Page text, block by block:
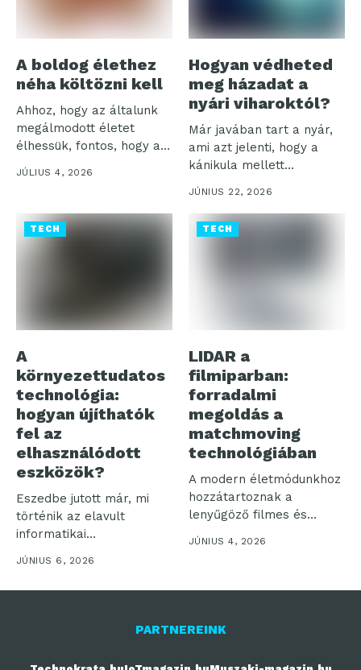
A boldog élethez
néha költözni kell
Ahhoz, hogy az általunk
megálmodott életet
élhessük, fontos, hogy a
mindennapjainkat a...
JÚLIUS 4, 2026
Hogyan védheted
meg házadat a
nyári viharoktól?
Már javában tart a nyár,
ami azt jelenti, hogy a
kánikula mellett...
JÚNIUS 22, 2026
TECH
A
környezettudatos
technológia:
hogyan újíthatók
fel az
elhasználódott
eszközök?
Eszedbe jutott már, mi
történik az elavult
informatikai
eszközeiddel? Az inkluzív
JÚNIUS 6, 2026
TECH
LIDAR a
filmiparban:
forradalmi
megoldás a
matchmoving
technológiában
A modern életmódunkhoz
hozzátartoznak a
lenyűgöző filmes és
televíziós produkciók,
aminek következtében...
JÚNIUS 4, 2026
PARTNEREINK